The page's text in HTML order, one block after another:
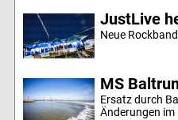
JustLive
Neue
MS
Ersatz durch
Änderungen